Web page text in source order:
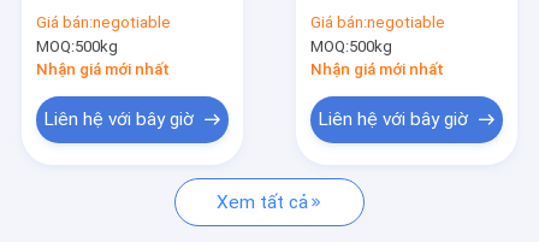
HAA Polyester
Nhựa Polyester pha trộn
Isocyanate Resin
Ổn định Cao TG
Giá bán:negotiable
MOQ:500kg
Nhận giá mới nhất
Liên hệ với bây giờ
Nguồn cấp dữ liệu
một lần
Giá bán:negotiable
MOQ:500kg
Nhận giá mới nhất
Liên hệ với bây giờ
Xem tất cả